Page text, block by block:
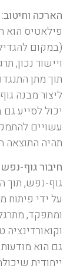
הארכה וחיטוב:
פילאטיס הוא
(במקום
ויישור נכון,
תוך מתן
ליצור מבנה
יכול לסייע
עשויים
תהיה התוצאה
חיבור גוף-
גוף-נפש, תוך
על ידי פיתוח
ומתפקד,
גם הוא
ייחודית